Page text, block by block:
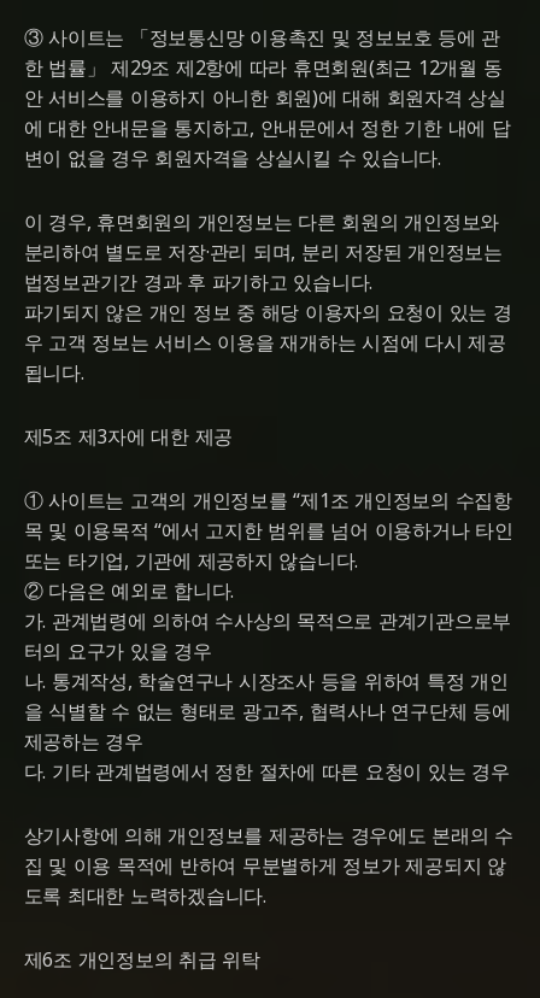
③ 사이트는 「정보통신망 이용촉진 및 정보보호 등에 관
한 법률」 제29조 제2항에 따라 휴면회원(최근 12개월 동
안 서비스를 이용하지 아니한 회원)에 대해 회원자격 상실
에 대한 안내문을 통지하고, 안내문에서 정한 기한 내에 답
변이 없을 경우 회원자격을 상실시킬 수 있습니다.
이 경우, 휴면회원의 개인정보는 다른 회원의 개인정보와
분리하여 별도로 저장·관리 되며, 분리 저장된 개인정보는
법정보관기간 경과 후 파기하고 있습니다.
파기되지 않은 개인 정보 중 해당 이용자의 요청이 있는 경
우 고객 정보는 서비스 이용을 재개하는 시점에 다시 제공
됩니다.
제5조 제3자에 대한 제공
① 사이트는 고객의 개인정보를 “제1조 개인정보의 수집항
목 및 이용목적 “에서 고지한 범위를 넘어 이용하거나 타인
또는 타기업, 기관에 제공하지 않습니다.
② 다음은 예외로 합니다.
가. 관계법령에 의하여 수사상의 목적으로 관계기관으로부
터의 요구가 있을 경우
나. 통계작성, 학술연구나 시장조사 등을 위하여 특정 개인
을 식별할 수 없는 형태로 광고주, 협력사나 연구단체 등에
제공하는 경우
다. 기타 관계법령에서 정한 절차에 따른 요청이 있는 경우
상기사항에 의해 개인정보를 제공하는 경우에도 본래의 수
집 및 이용 목적에 반하여 무분별하게 정보가 제공되지 않
도록 최대한 노력하겠습니다.
제6조 개인정보의 취급 위탁